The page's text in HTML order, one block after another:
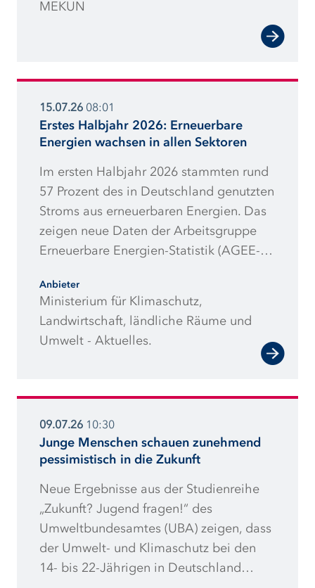
MEKUN
15.07.26 08:01
Erstes Halbjahr 2026: Erneuerbare
Energien wachsen in allen Sektoren
Im ersten Halbjahr 2026 stammten rund
57 Prozent des in Deutschland genutzten
Stroms aus erneuerbaren Energien. Das
zeigen neue Daten der Arbeitsgruppe
Erneuerbare Energien-Statistik (AGEE-
Prozent mehr Strom aus Wind-, Wasser-,
Sonnen- und Bioenergie gewonnen als
im Vorjahreszeitraum. Auch im
Gebäude- und im Verkehrssektor legten
Einsatz von Biokraftstoffen und Strom im
Verkehrsbereich um 13 Prozent.
Anbieter
Ministerium für Klimaschutz,
Landwirtschaft, ländliche Räume und
Umwelt - Aktuelles.
09.07.26 10:30
Junge Menschen schauen zunehmend
pessimistisch in die Zukunft
Neue Ergebnisse aus der Studienreihe
„Zukunft? Jugend fragen!“ des
Umweltbundesamtes (UBA) zeigen, dass
der Umwelt- und Klimaschutz bei den
14- bis 22-Jährigen in Deutschland